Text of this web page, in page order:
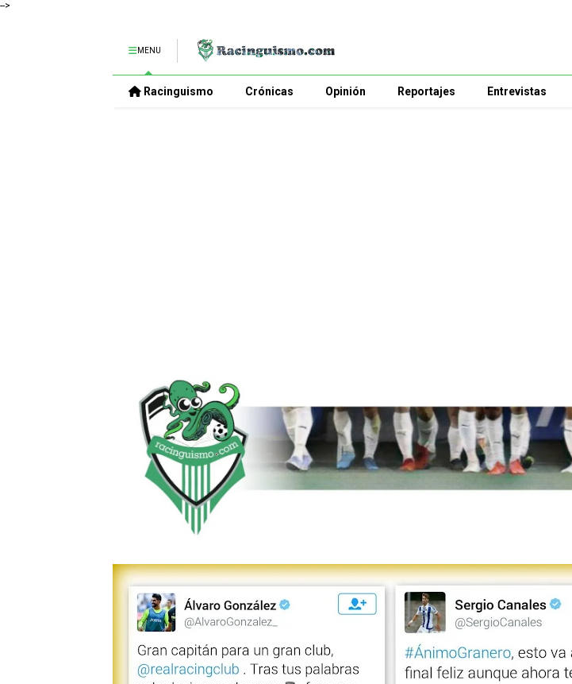
-->
MENU
Racinguismo Crónicas Opinión Reportajes Entrevistas